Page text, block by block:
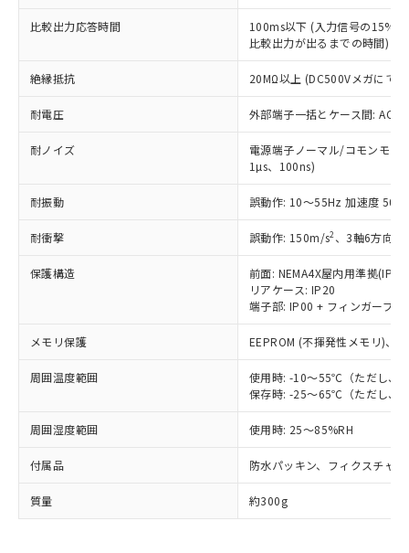
比較出力応答時間
100ms以下 (入力信号の15%
比較出力が出るまでの時間)
絶縁抵抗 20MΩ以上 (DC500Vメガにて)
耐電圧 外部端子一括とケース間:
耐ノイズ
電源端子ノーマル/コモンモ
1µs、100ns)
耐振動 誤動作: 10～55Hz 加速度
耐衝撃 誤動作: 150m/s2 、3軸6方向
保護構造
前面: NEMA4X屋内用準拠
リアケース: IP20
端子部: IP00 + フィンガープ
メモリ保護 EEPROM (不揮発性メモリ)、
周囲温度範囲
使用時: -10～55℃（ただし、
保存時: -25～65℃（ただし、
周囲湿度範囲 使用時: 25～85%RH
付属品 防水パッキン、フィクスチャ
質量 約300g
在庫状況および標準価格照会結果は、
記載している更新日時点での社内デー
タに基づき作成されるものであり、閲
覧された時点での実際の在庫および標
準価格とは異なる場合があることをご
正式な納期状況および標準価格はお客
様のお取引先、またはお客様担当のオ
ムロン制御機器販売店・当社販売員に
オムロン制御機器販売店や当社販売拠
販売ネットワーク
」をご確認
在庫状況および標準価格結果を当社の
事前の承諾なく第三者に漏洩または開
示しないようお願いします。
マイパーツ機能（部品リスト作成サー
ビス）をご利用いただくには、I-Web
メンバーズにご登録されている必要が
お客様が当ウェブサイト上で当社にご
登録された部品リストについて、当社
および当社の共同利用者が、当社の製
品・サービスに関するお客様との取
引・商談に必要な範囲で利用すること
※当社の共同利用者とは、"個人情報
の共同利用に関して"
の「1.共同利
*EU RoHS指令（10物質）：
鉛(Pb) 1000ppm以下、 水銀(Hg) 1000ppm以下、 カド
六価クロム(Cr(Ⅵ)) 1000ppm以下、ポリ臭化ビフェニル
類(PBB) 1000ppm以下、ポリ臭化ジフェニルエーテル類
ル) (DEHP)(別名：DOP) 1000ppm以下、フタル酸ブチ
ルベンジル（BBP） 1000ppm以下、フタル酸ジブチル
（DBP） 1000ppm以下、フタル酸ジイソブチル
(DIBP) 1000ppm以下
但し、RoHS指令で産業用監視および制御機器に対する
フタル酸エステル類の４物質については閾値を超える意
※2 対応予定月
部品在庫の切り替え状況などにより、予定
月が前後することがあります。
※3 非含有証明書ダウンロード
下記の非含有証明書をダウンロードするこ
EU RoHS指令（10物質）の非含有証明書
51物質の非含有証明書（当社基準）
*中国RoHS10物質の基準値 (GB/T26572)：
Pb(鉛) :1000ppm、 Hg(水銀) : 1000ppm、 Cd(カドミウ
ム) : 100ppm、
Cr(Ⅵ)(六価クロム) : 1000ppm、 PBBs(ポリ臭化ビフェ
ニル類) : 1000ppm、 PBDEs(ポリ臭化ジフェニルエーテ
DBP(フタル酸ジブチル) : 1000ppm、 DIBP(フタル酸ジ
イソブチル) : 1000ppm、 BBP(フタル酸ブチルベンジ
DEHP(フタル酸ビス(2-エチルヘキシル)) : 1000ppm
「ｅ」：有害物質（10物質）のすべてが基
準値以下であることを示します。
「10」：通常の使用状況下において有害物
質が外部に漏えいし、環境に深刻な影響を
及ぼさない年数を意味します。
「－」：未確認です。当社販売部門へお問
い合わせください。
（以下｢規制貨物等」という）を輸出
または国外への提供する場合は、日本
国政府の輸出許可(または役務取引許
可)を取得するなどの必要な手続きを
当社は規制貨物を破棄する場合は、完
全に破砕するなど、違法に輸出されな
いよう必要な手段を講じます。
当社は貴社製品を、核兵器、ミサイ
ル、化学兵器、生物兵器またはその他
武器並びにこれらの製造装置等に一切
当社は、貴社製品を第三者に販売する
場合は、上記1、2および3の内容を当
該第三者に通知します。また当社は、
販売先および販売に係わる関係者が違
法に輸出するおそれがある場合は、取
り引きをいたしません。
キャンセル
一定数以上の在庫あり
一定数には満たないが在庫あり
在庫なし(最新の在庫状況につ
いては、お客様のお取引先、ま
たはお客様担当のオムロン制御
機器販売店・当社販売員にご確
受注生産機種、また在庫状況の
情報を公開していない機種